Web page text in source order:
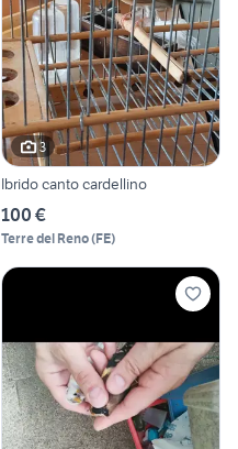
3
Ibrido canto cardellino
100 €
Terre del Reno(FE)